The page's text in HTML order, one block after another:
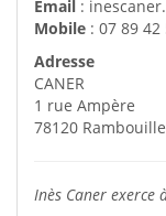
Email :
Mobile : 07 89 42
Adresse
CANER
1 rue Ampère
78120
Inès Caner exerce